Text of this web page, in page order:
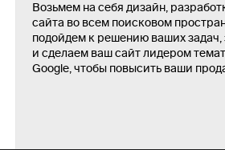
Возьмем на себя дизайн,
сайта во всем поисковом
подойдем к решению ваших задач,
и сделаем ваш сайт лидером
Google, чтобы повысить ваши